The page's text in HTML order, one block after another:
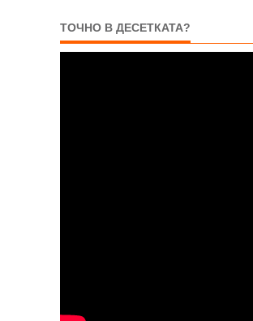
ТОЧНО В ДЕСЕТКАТА?